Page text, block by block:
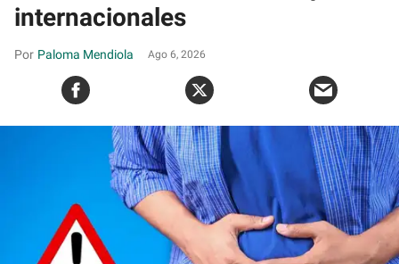
internacionales
Paloma Mendiola Ago 6, 2026